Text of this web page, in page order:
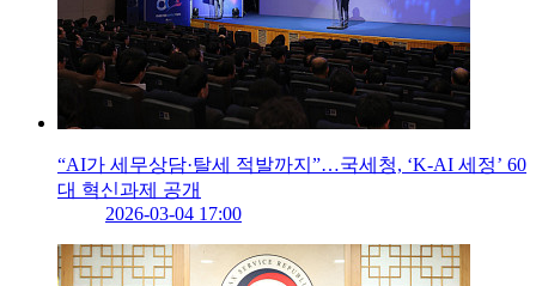
“AI가 세무상담·탈세 적발까지”…국세청, ‘K-AI 세정’ 60
대 혁신과제 공개
2026-03-04 17:00